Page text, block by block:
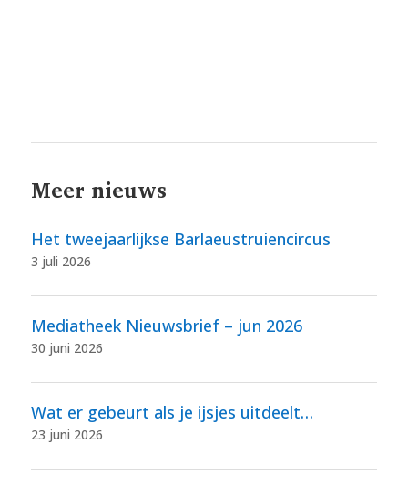
Meer nieuws
Het tweejaarlijkse Barlaeustruiencircus
3 juli 2026
Mediatheek Nieuwsbrief – jun 2026
30 juni 2026
Wat er gebeurt als je ijsjes uitdeelt…
23 juni 2026